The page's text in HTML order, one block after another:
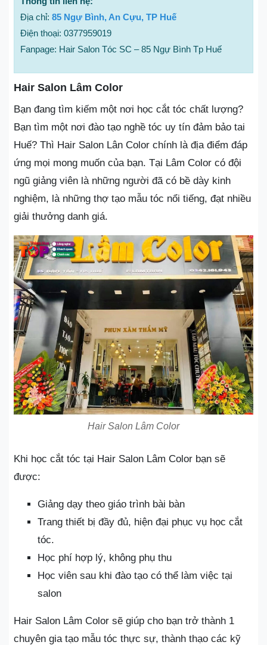
Địa chỉ: 85 Ngự Bình, An Cựu, TP Huế
Điện thoại: 0377959019
Fanpage: Hair Salon Tóc SC – 85 Ngự Bình Tp Huế
Hair Salon Lâm Color
Bạn đang tìm kiếm một nơi học cắt tóc chất lượng?
Bạn tìm một nơi đào tạo nghề tóc uy tín đảm bảo tai
Huế? Thì Hair Salon Lân Color chính là địa điểm đáp
ứng mọi mong muốn của bạn. Tại Lâm Color có đội
ngũ giảng viên là những người đã có bề dày kinh
nghiệm, là những thợ tạo mẫu tóc nổi tiếng, đạt nhiều
giải thưởng danh giá.
Hair Salon Lâm Color
Khi học cắt tóc tại Hair Salon Lâm Color bạn sẽ
được:
Giảng dạy theo giáo trình bài bàn
Trang thiết bị đầy đủ, hiện đại phục vụ học cắt
tóc.
Học phí hợp lý, không phụ thu
Học viên sau khi đào tạo có thể làm việc tại
salon
Hair Salon Lâm Color sẽ giúp cho bạn trở thành 1
chuyên gia tạo mẫu tóc thực sự, thành thạo các kỹ